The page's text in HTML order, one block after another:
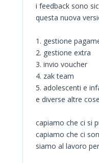
i feedback sono
questa nuova
1. gestione
2. gestione extra
3. invio voucher
4. zak team
5. adolescenti e
e diverse altre
capiamo che ci si
capiamo che ci
siamo al lavoro